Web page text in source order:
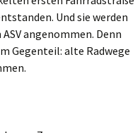
Und sie werden
angenommen. Denn
Gegenteil: alte Radwege